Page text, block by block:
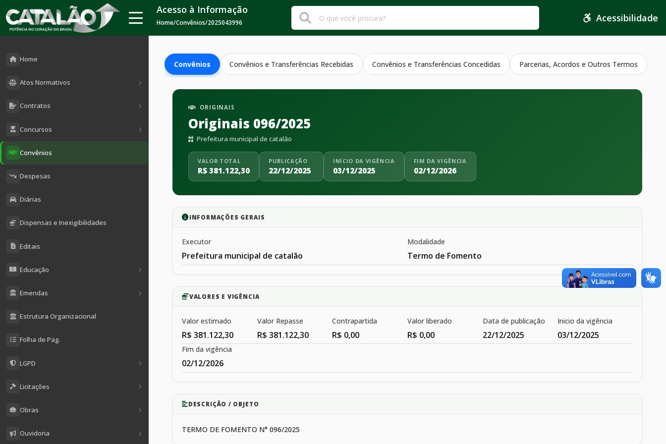
Home
Atos Normativos
Contratos
Concursos
Convênios
Despesas
Diárias
Dispensas e Inexigibilidades
Editais
Educação
Emendas
Estrutura Organizacional
Folha de Pag.
LGPD
Licitações
Obras
Ouvidoria
Acesso à Informação
Home/Convênios/2025043996 Acessibilidade
Convênios Convênios e Transferências Recebidas Convênios e Transferências Concedidas Parcerias, Acordos e Outros Termos
ORIGINAIS
Originais 096/2025
Prefeitura municipal de catalão
VALOR TOTAL
R$ 381.122,30
PUBLICAÇÃO
22/12/2025
INÍCIO DA VIGÊNCIA
03/12/2025
FIM DA VIGÊNCIA
02/12/2026
INFORMAÇÕES GERAIS
Executor
Prefeitura municipal de catalão
Modalidade
Termo de Fomento
VALORES E VIGÊNCIA
Valor estimado
R$ 381.122,30
Valor Repasse
R$ 381.122,30
Contrapartida
R$ 0,00
Valor liberado
R$ 0,00
Data de publicação
22/12/2025
Inicio da vigência
03/12/2025
Fim da vigência
02/12/2026
DESCRIÇÃO / OBJETO
TERMO DE FOMENTO N° 096/2025